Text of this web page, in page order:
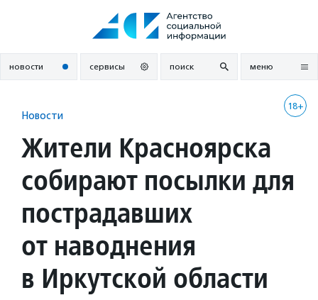
новости сервисы поиск меню
18+
Новости
Жители Красноярска
собирают посылки для
пострадавших
от наводнения
в Иркутской области